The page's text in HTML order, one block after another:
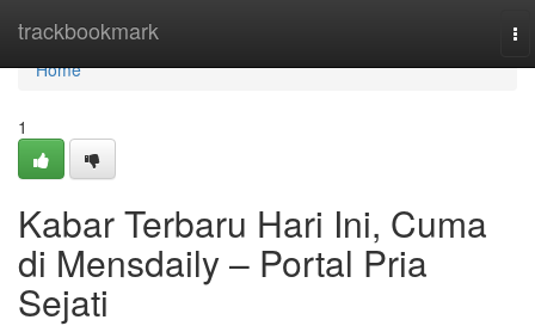
trackbookmark
Home
Home
1
Kabar Terbaru Hari Ini, Cuma
di Mensdaily – Portal Pria
Sejati